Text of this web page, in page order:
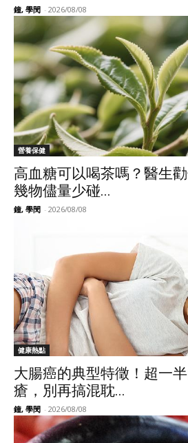
鐘, 學閔 - 2026/08/08
營養保健
高血糖可以喝茶嗎？醫生
幾物儘量少碰...
鐘, 學閔 - 2026/08/08
健康熱點
大腸癌的典型特徵！超一
瘡，別再搞混耽...
鐘, 學閔 - 2026/08/08